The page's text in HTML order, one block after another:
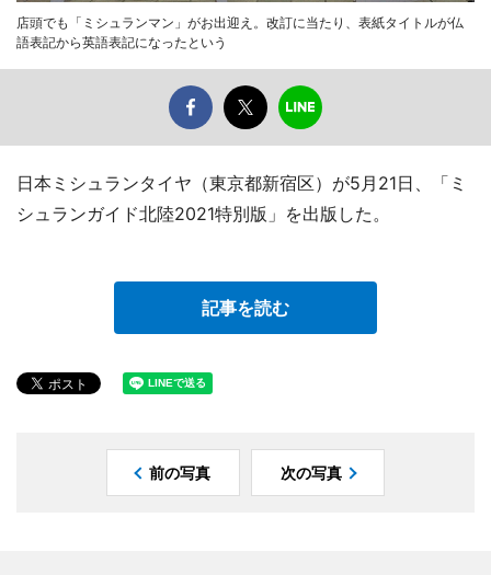
店頭でも「ミシュランマン」がお出迎え。改訂に当たり、表紙タイトルが仏
語表記から英語表記になったという
日本ミシュランタイヤ（東京都新宿区）が5月21日、「ミ
シュランガイド北陸2021特別版」を出版した。
記事を読む
前の写真 次の写真